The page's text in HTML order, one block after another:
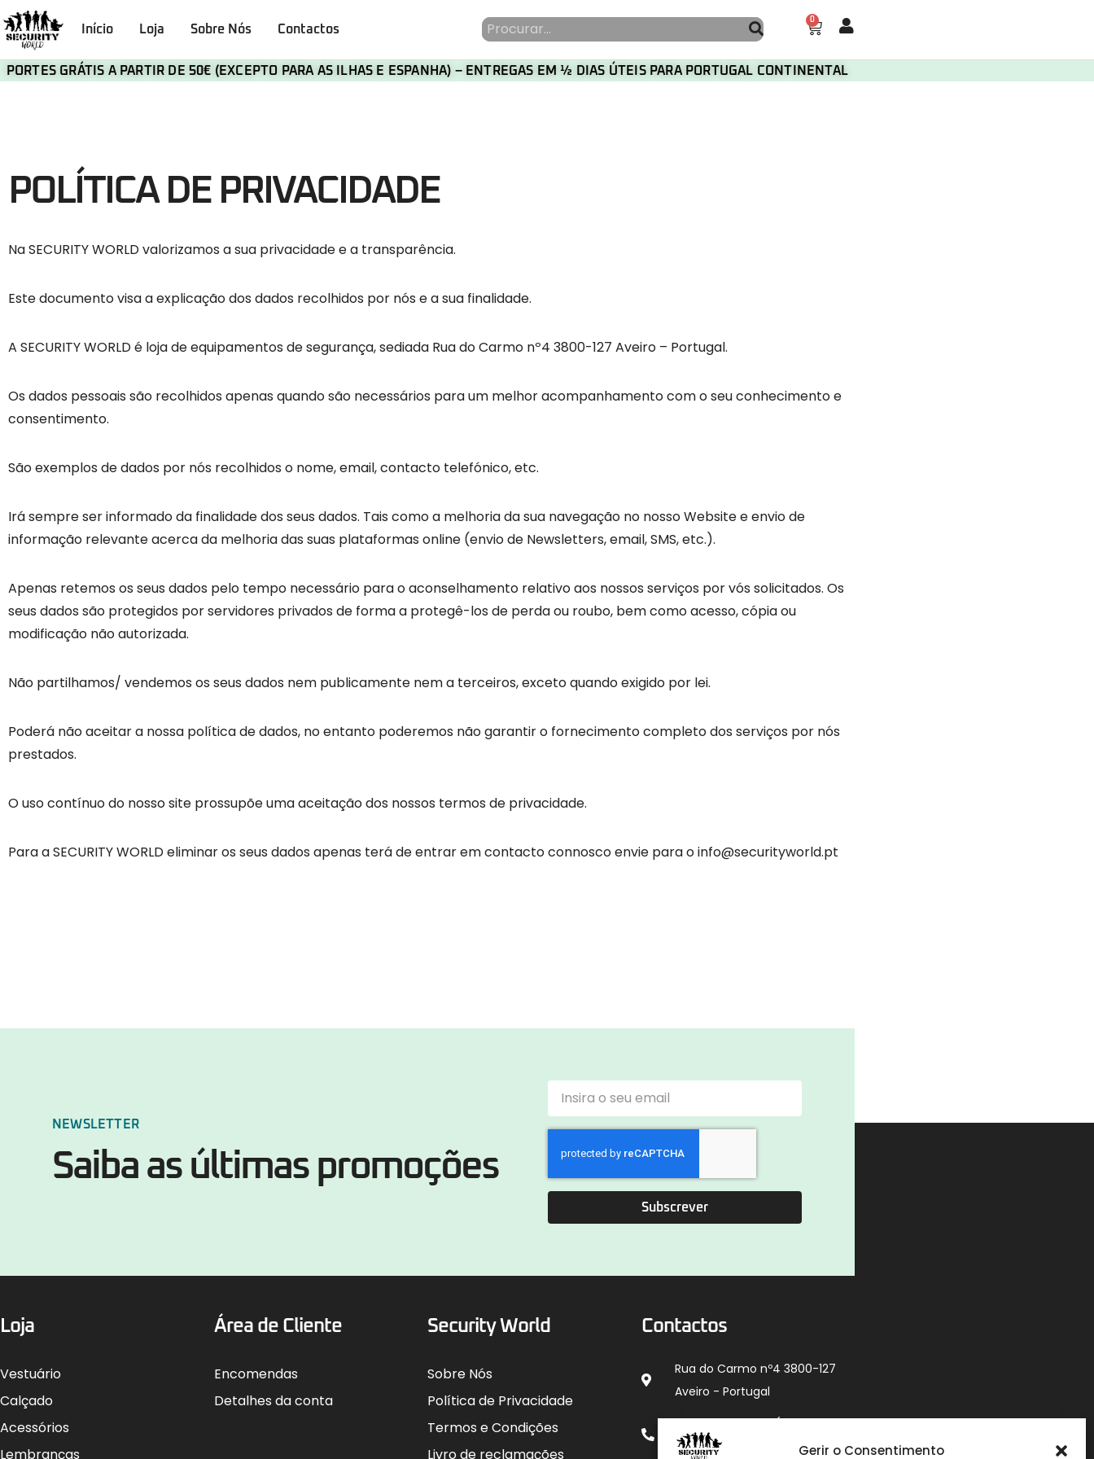
Gerir o Consentimento
Início Loja Sobre Nós Contactos
0
PORTES GRÁTIS A PARTIR DE 50€ (EXCEPTO PARA AS ILHAS E ESPANHA) – ENTREGAS EM ½ DIAS ÚTEIS PARA PORTUGAL CONTINENTAL
POLÍTICA DE PRIVACIDADE
Na SECURITY WORLD valorizamos a sua privacidade e a transparência.
Este documento visa a explicação dos dados recolhidos por nós e a sua finalidade.
A SECURITY WORLD é loja de equipamentos de segurança, sediada Rua do Carmo nº4 3800-127 Aveiro – Portugal.
Os dados pessoais são recolhidos apenas quando são necessários para um melhor acompanhamento com o seu conhecimento e
consentimento.
São exemplos de dados por nós recolhidos o nome, email, contacto telefónico, etc.
Irá sempre ser informado da finalidade dos seus dados. Tais como a melhoria da sua navegação no nosso Website e envio de
informação relevante acerca da melhoria das suas plataformas online (envio de Newsletters, email, SMS, etc.).
Apenas retemos os seus dados pelo tempo necessário para o aconselhamento relativo aos nossos serviços por vós solicitados. Os
seus dados são protegidos por servidores privados de forma a protegê-los de perda ou roubo, bem como acesso, cópia ou
modificação não autorizada.
Não partilhamos/ vendemos os seus dados nem publicamente nem a terceiros, exceto quando exigido por lei.
Poderá não aceitar a nossa política de dados, no entanto poderemos não garantir o fornecimento completo dos serviços por nós
prestados.
O uso contínuo do nosso site prossupõe uma aceitação dos nossos termos de privacidade.
Para a SECURITY WORLD eliminar os seus dados apenas terá de entrar em contacto connosco envie para o info@securityworld.pt
NEWSLETTER
Saiba as últimas promoções
Subscrever
Loja
Vestuário
Calçado
Acessórios
Lembranças
Área de Cliente
Encomendas
Detalhes da conta
Security World
Sobre Nós
Política de Privacidade
Termos e Condições
Livro de reclamações
Contactos
Rua do Carmo nº4 3800-127
Aveiro - Portugal
912 009 740 (Chamada
para rede móvel nacional)